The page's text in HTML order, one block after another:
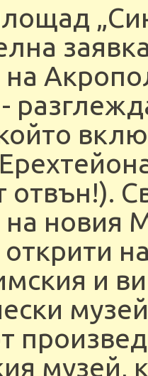
отвън!).
новия
и
музей,